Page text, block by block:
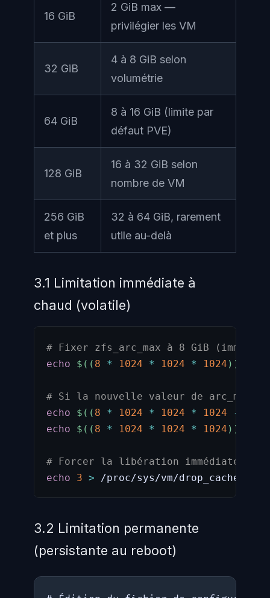
16 GiB
2 GiB max —
privilégier les VM
32 GiB
4 à 8 GiB selon
volumétrie
64 GiB
8 à 16 GiB (limite par
défaut PVE)
128 GiB
16 à 32 GiB selon
nombre de VM
256 GiB
et plus
32 à 64 GiB, rarement
utile au-delà
3.1 Limitation immédiate à
chaud (volatile)
# Fixer zfs_arc_max à 8 GiB
echo
$(( 8 * 1024 * 1024 * 1024 ))
# Si la nouvelle valeur de arc_max
echo
$(( 8 * 1024 * 1024 * 1024 -
echo
$(( 8 * 1024 * 1024 * 1024 ))
# Forcer la libération immédiate de
echo
3 > /proc/sys/vm/drop_caches
3.2 Limitation permanente
(persistante au reboot)